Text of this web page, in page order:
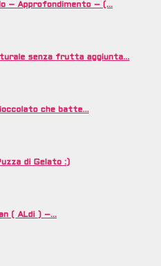
– Approfondimento – (…
senza frutta aggiunta…
che batte…
di Gelato :)
( ALdi ) –…